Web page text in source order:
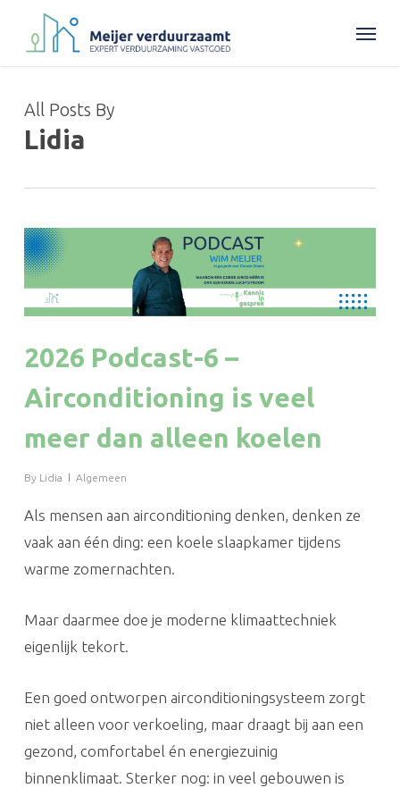
Menu
All Posts By
Lidia
2026 Podcast-6 –
Airconditioning is veel
meer dan alleen koelen
By Lidia Algemeen
Als mensen aan airconditioning denken, denken ze
vaak aan één ding: een koele slaapkamer tijdens
warme zomernachten.
Maar daarmee doe je moderne klimaattechniek
eigenlijk tekort.
Een goed ontworpen airconditioningsysteem zorgt
niet alleen voor verkoeling, maar draagt bij aan een
gezond, comfortabel én energiezuinig
binnenklimaat. Sterker nog: in veel gebouwen is